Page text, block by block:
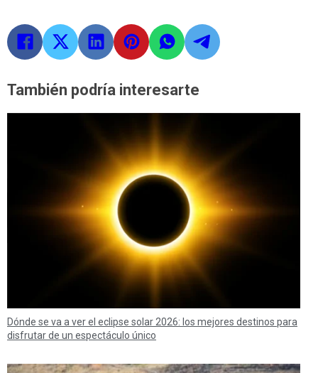
También podría interesarte
Dónde se va a ver el eclipse solar 2026: los mejores destinos para
disfrutar de un espectáculo único